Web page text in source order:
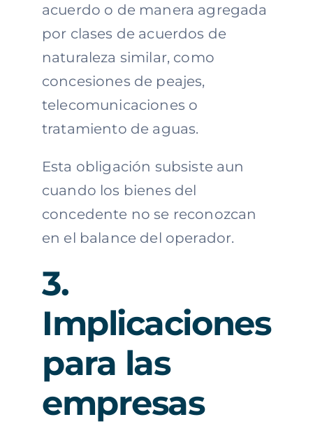
acuerdo o de manera agregada
por clases de acuerdos de
naturaleza similar, como
concesiones de peajes,
telecomunicaciones o
tratamiento de aguas.
Esta obligación subsiste aun
cuando los bienes del
concedente no se reconozcan
en el balance del operador.
3.
Implicaciones
para las
empresas